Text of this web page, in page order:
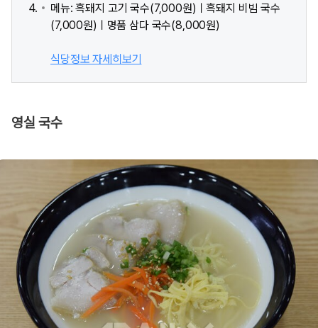
메뉴: 흑돼지 고기 국수(7,000원)ㅣ흑돼지 비빔 국수
(7,000원)ㅣ명품 삼다 국수(8,000원)
식당정보 자세히보기
영실 국수